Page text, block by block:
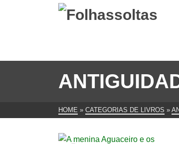
HOME » CATEGORIAS DE LIVROS »